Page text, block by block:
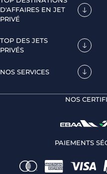
D'AFFAIRES EN JET
PRIVÉ
TOP DES JETS
PRIVÉS
NOS SERVICES
NOS
PAIEMENTS